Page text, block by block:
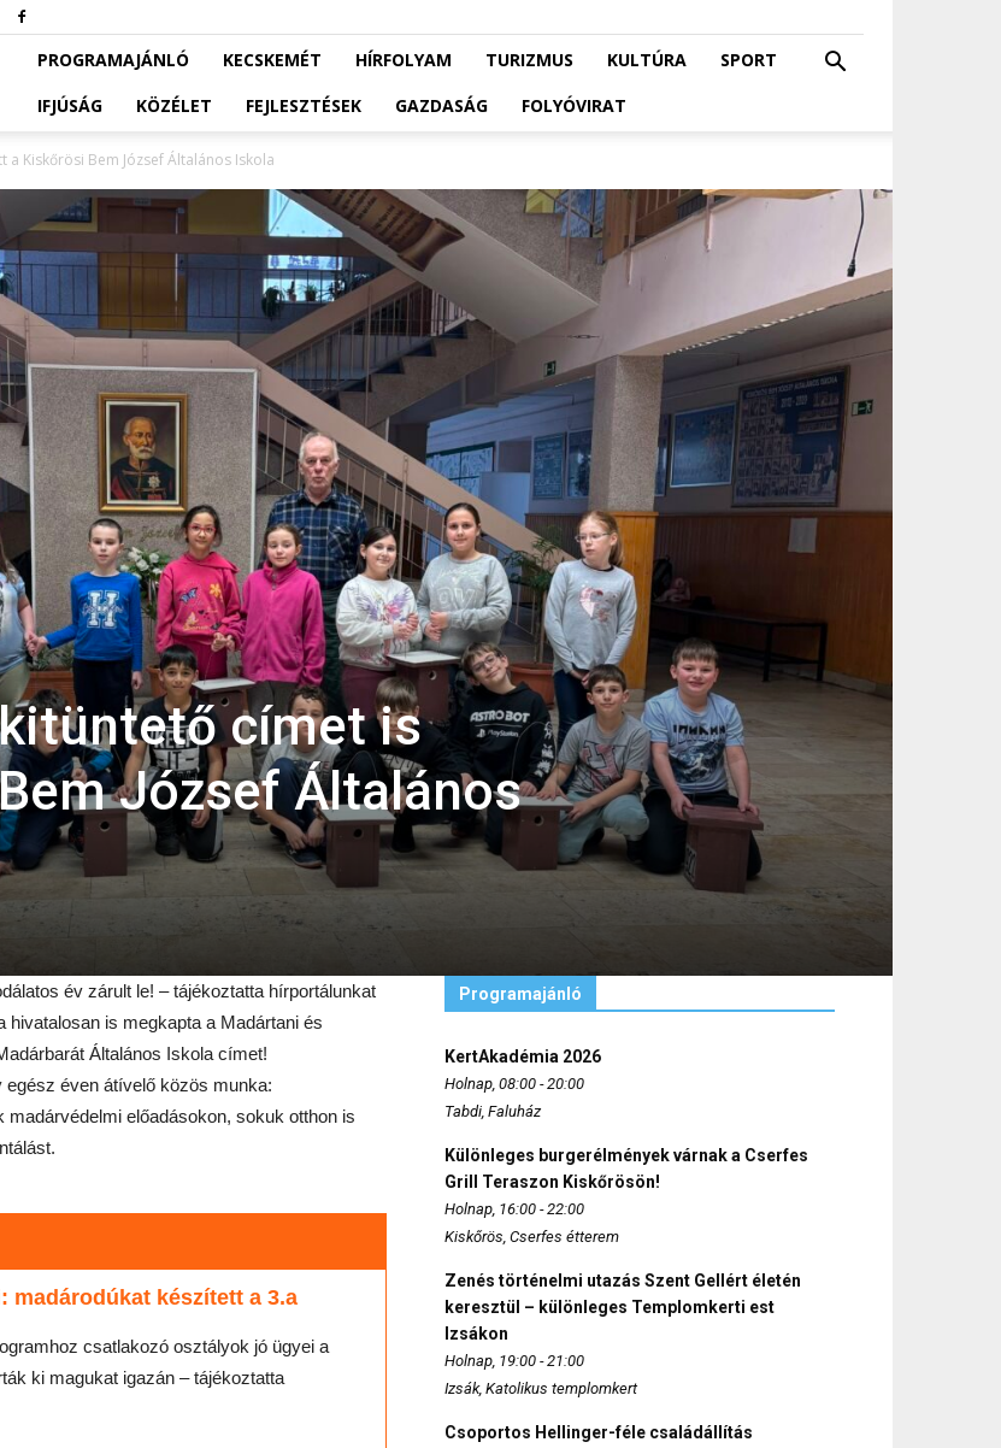
PROGRAMAJÁNLÓ KECSKEMÉT HÍRFOLYAM TURIZMUS KULTÚRA
SPORT
IFJÚSÁG
KÖZÉLET FEJLESZTÉSEK GAZDASÁG FOLYÓVIRAT
Kiskőrösi Bem József Általános Iskola
címet is
József Általános
év zárult le! – tájékoztatta hírportálunkat
is megkapta a Madártani és
Általános Iskola címet!
éven átívelő közös munka:
előadásokon, sokuk otthon is
madárodúkat készített a 3.a
csatlakozó osztályok jó ügyei a
ki magukat igazán – tájékoztatta
Programajánló
KertAkadémia 2026
Holnap, 08:00 - 20:00
Tabdi, Faluház
Különleges burgerélmények várnak a Cserfes
Grill Teraszon Kiskőrösön!
Holnap, 16:00 - 22:00
Kiskőrös, Cserfes étterem
Zenés történelmi utazás Szent Gellért életén
keresztül – különleges Templomkerti est
Izsákon
Holnap, 19:00 - 21:00
Izsák, Katolikus templomkert
Csoportos Hellinger-féle családállítás